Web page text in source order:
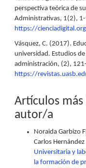
perspectiva teórica de
Administrativas, 1(2),
https://
Vásquez, C. (2017).
universidad. Estudios
administración, (2),
https://
Artículos
autor/a
Noraida Garbizo
Carlos
Universitaria y
la formación de